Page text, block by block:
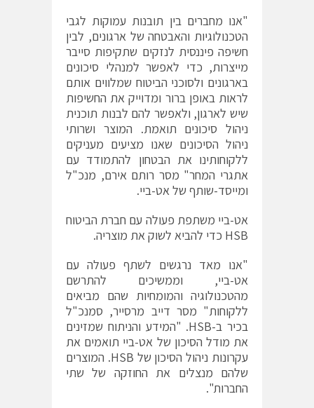
"אנו מחברים בין תובנות עמוקות לגבי
הטכנולוגיות והאבטחה של ארגונים, לבין
חשיפה פיננסית לנזקים שתקיפות סייבר
מייצרות, כדי לאפשר למנהלי סיכונים
בארגונים ולסוכני הביטוח שמלווים אותם
לראות באופן ברור ומדוייק את החשיפות
שיש לארגון, ולאפשר להם לבנות תוכנית
ניהול סיכונים תואמת. המוצר ושרותי
ניהול הסיכונים שאנו מציעים מעניקים
ללקוחותינו את הבטחון להתמודד עם
אתגרי המחר" מסר רותם אירם, מנכ"ל
ומייסד-שותף של אט-ביי.
אט-ביי משתפת פעולה עם חברת הביטוח
HSB כדי להביא לשוק את מוצריה.
"אנו מאד נרגשים לשתף פעולה עם
אט-ביי, וממשיכים להתרשם
מהטכנולוגיה והמומחיות שהם מביאים
ללקוחות" מסר דייב מרסייר, סמנכ"ל
בכיר ב-HSB. "המידע והניתוח שמזינים
את מודל הסיכון של אט-ביי תואמים את
עקרונות ניהול הסיכון של HSB. המוצרים
שלהם מנצלים את החוזקה של שתי
החברות".